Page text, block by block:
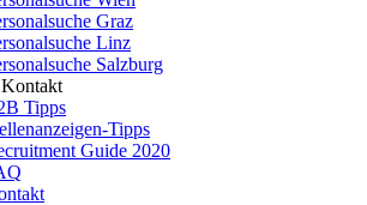
Graz
Linz
Salzburg
Tipps
Tipps
Guide 2020